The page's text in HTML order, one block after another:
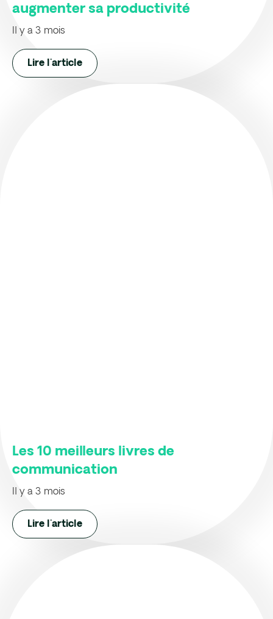
augmenter sa productivité
Il y a 3 mois
Lire l'article
Les 10 meilleurs livres de
communication
Il y a 3 mois
Lire l'article